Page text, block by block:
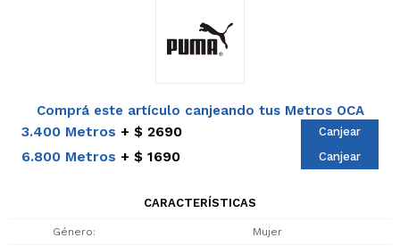
Comprá este artículo canjeando tus Metros OCA
3.400 Metros $ 2690 Canjear
6.800 Metros $ 1690 Canjear
CARACTERÍSTICAS
Género Mujer